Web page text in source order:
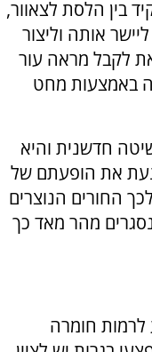
בין הלסת לצאוור,
אותה וליצור
לקבל מראה עור
באמצעות מחט
חדשנית והיא
את הופעתם של
החורים הנוצרים
מהר מאד כך
לרמות חומרה